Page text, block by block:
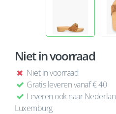
Niet in voorraad
Niet in voorraad
Gratis leveren vanaf € 40
Leveren ook naar
Luxemburg